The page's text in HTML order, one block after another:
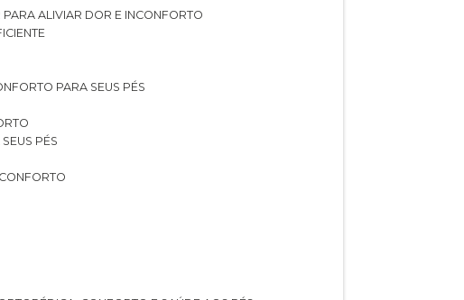
PARA ALIVIAR DOR E INCONFORTO
PARA SEUS PÉS
PÉS